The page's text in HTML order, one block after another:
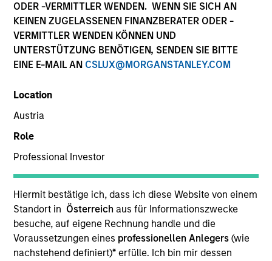
ODER -VERMITTLER WENDEN. WENN SIE SICH AN
KEINEN ZUGELASSENEN FINANZBERATER ODER -
VERMITTLER WENDEN KÖNNEN UND
UNTERSTÜTZUNG BENÖTIGEN, SENDEN SIE BITTE
EINE E-MAIL AN CSLUX@MORGANSTANLEY.COM
Location
Austria
Role
Professional Investor
Hiermit bestätige ich, dass ich diese Website von einem
Standort in Österreich aus für Informationszwecke
besuche, auf eigene Rechnung handle und die
Voraussetzungen eines professionellen Anlegers(wie
nachstehend definiert)* erfülle. Ich bin mir dessen
18 Years
TEAM
Portfolio Solutions Group